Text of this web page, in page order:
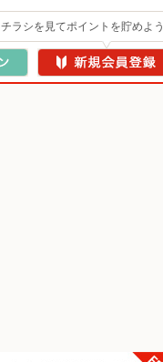
チラシを見てポイントを貯めよう